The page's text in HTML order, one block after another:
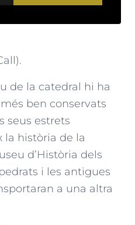
de la catedral hi ha
ben conservats
seus estrets
la història de la
d’Història dels
i les antigues
a una altra